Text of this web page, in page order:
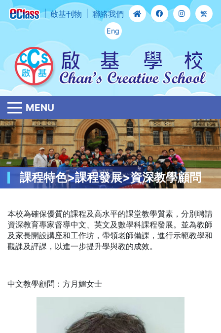
啟基刊物 聯絡我們 繁
Eng
MENU
課程特色>課程發展>資深教學顧問
本校為確保優質的課程及高水平的課堂教學質素，分別聘請
資深教育專家督導中文、英文及數學科課程發展。並為教師
及家長開設講座和工作坊，帶領老師備課，進行示範教學和
觀課及評課，以進一步提升學與教的成效。
中文教學顧問：方月媚女士